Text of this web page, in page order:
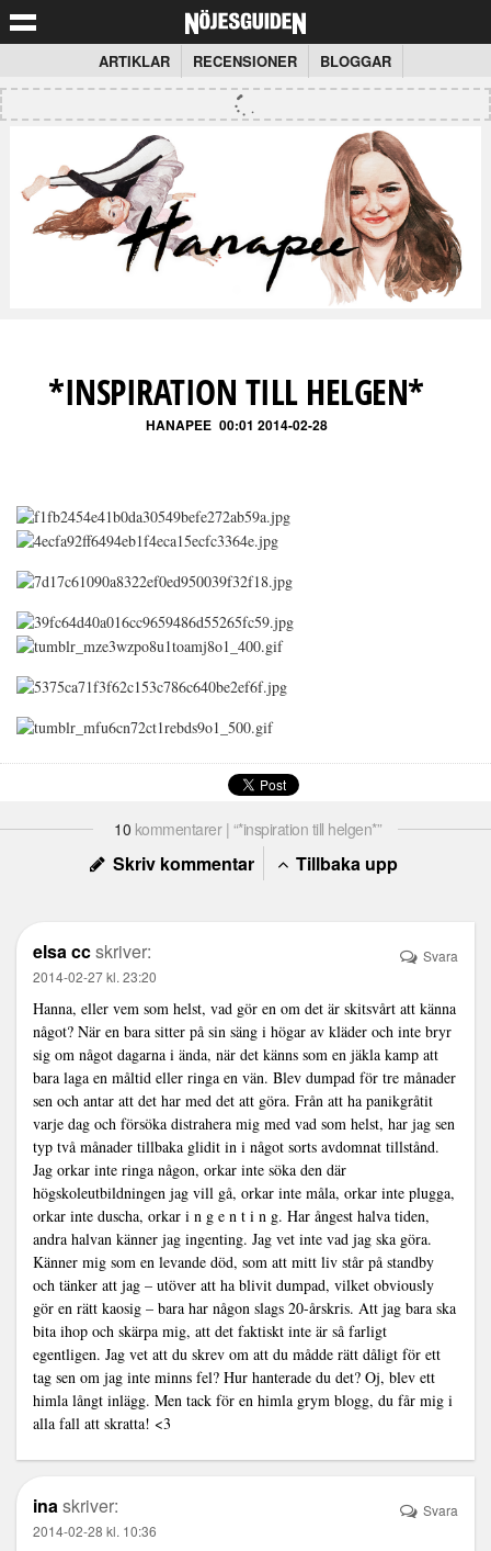
ARTIKLAR RECENSIONER BLOGGAR
*INSPIRATION TILL HELGEN*
HANAPEE 00:01 2014-02-28
10 kommentarer | “*inspiration till helgen*”
Skriv kommentar Tillbaka upp
elsa ccskriver:
2014-02-27 kl. 23:20
Hanna, eller vem som helst, vad gör en om det är skitsvårt att känna
något? När en bara sitter på sin säng i högar av kläder och inte bryr
sig om något dagarna i ända, när det känns som en jäkla kamp att
bara laga en måltid eller ringa en vän. Blev dumpad för tre månader
sen och antar att det har med det att göra. Från att ha panikgråtit
varje dag och försöka distrahera mig med vad som helst, har jag sen
typ två månader tillbaka glidit in i något sorts avdomnat tillstånd.
Jag orkar inte ringa någon, orkar inte söka den där
högskoleutbildningen jag vill gå, orkar inte måla, orkar inte plugga,
orkar inte duscha, orkar i n g e n t i n g. Har ångest halva tiden,
andra halvan känner jag ingenting. Jag vet inte vad jag ska göra.
Känner mig som en levande död, som att mitt liv står på standby
och tänker att jag – utöver att ha blivit dumpad, vilket obviously
gör en rätt kaosig – bara har någon slags 20-årskris. Att jag bara ska
bita ihop och skärpa mig, att det faktiskt inte är så farligt
egentligen. Jag vet att du skrev om att du mådde rätt dåligt för ett
tag sen om jag inte minns fel? Hur hanterade du det? Oj, blev ett
himla långt inlägg. Men tack för en himla grym blogg, du får mig i
alla fall att skratta! <3
Svara
inaskriver:
2014-02-28 kl. 10:36
Svara